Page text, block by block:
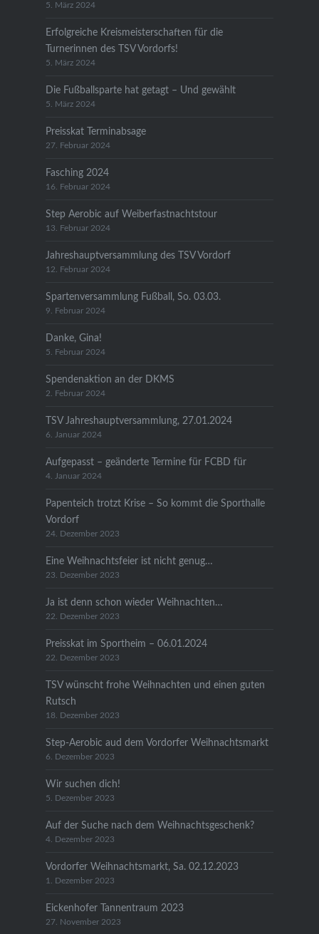
5. März 2024
Erfolgreiche Kreismeisterschaften für die
Turnerinnen des TSV Vordorfs!
5. März 2024
Die Fußballsparte hat getagt – Und gewählt
5. März 2024
Preisskat Terminabsage
27. Februar 2024
Fasching 2024
16. Februar 2024
Step Aerobic auf Weiberfastnachtstour
13. Februar 2024
Jahreshauptversammlung des TSV Vordorf
12. Februar 2024
Spartenversammlung Fußball, So. 03.03.
9. Februar 2024
Danke, Gina!
5. Februar 2024
Spendenaktion an der DKMS
2. Februar 2024
TSV Jahreshauptversammlung, 27.01.2024
6. Januar 2024
Aufgepasst – geänderte Termine für FCBD für
4. Januar 2024
Papenteich trotzt Krise – So kommt die Sporthalle
Vordorf
24. Dezember 2023
Eine Weihnachtsfeier ist nicht genug…
23. Dezember 2023
Ja ist denn schon wieder Weihnachten…
22. Dezember 2023
Preisskat im Sportheim – 06.01.2024
22. Dezember 2023
TSV wünscht frohe Weihnachten und einen guten
Rutsch
18. Dezember 2023
Step-Aerobic aud dem Vordorfer Weihnachtsmarkt
6. Dezember 2023
Wir suchen dich!
5. Dezember 2023
Auf der Suche nach dem Weihnachtsgeschenk?
4. Dezember 2023
Vordorfer Weihnachtsmarkt, Sa. 02.12.2023
1. Dezember 2023
Eickenhofer Tannentraum 2023
27. November 2023